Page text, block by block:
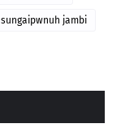
sungaipwnuh jambi